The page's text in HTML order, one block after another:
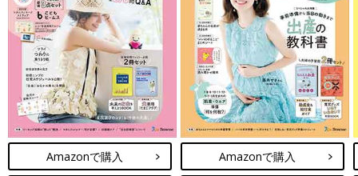
Amazonで購入 Amazonで購入